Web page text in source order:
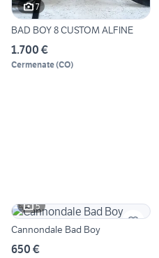
7
BAD BOY 8 CUSTOM ALFINE
1.700 €
Cermenate(CO)
5
Cannondale Bad Boy
650 €